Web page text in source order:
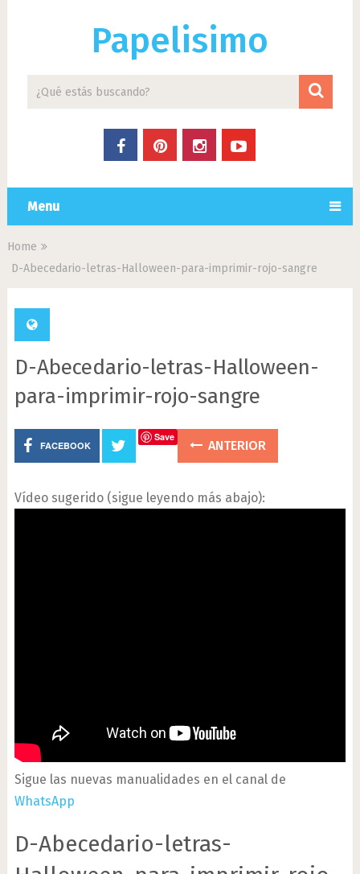
Papelisimo
Menu
Home
D-Abecedario-letras-Halloween-para-imprimir-rojo-sangre
D-Abecedario-letras-Halloween-
para-imprimir-rojo-sangre
FACEBOOK
Save
ANTERIOR
Vídeo sugerido (sigue leyendo más abajo):
Sigue las nuevas manualidades en el canal de
WhatsApp
D-Abecedario-letras-